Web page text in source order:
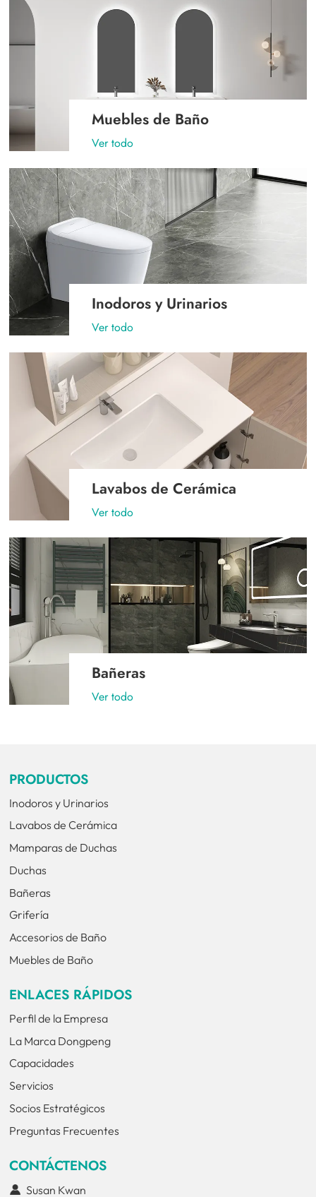
Muebles de Baño
Ver todo
Inodoros y Urinarios
Ver todo
Lavabos de Cerámica
Ver todo
Bañeras
Ver todo
PRODUCTOS
Inodoros y Urinarios
Lavabos de Cerámica
Mamparas de Duchas
Duchas
Bañeras
Grifería
Accesorios de Baño
Muebles de Baño
ENLACES RÁPIDOS
Perfil de la Empresa
La Marca Dongpeng
Capacidades
Servicios
Socios Estratégicos
Preguntas Frecuentes
CONTÁCTENOS
Susan Kwan